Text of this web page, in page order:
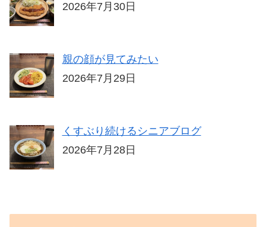
2026年7月30日
親の顔が見てみたい
2026年7月29日
くすぶり続けるシニアブログ
2026年7月28日